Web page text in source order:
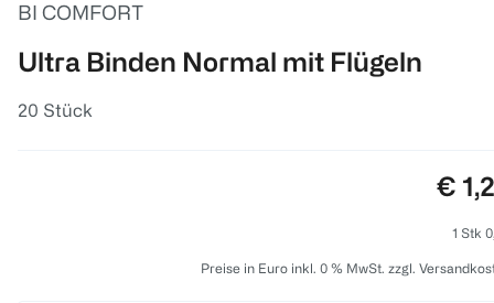
BI COMFORT
Ultra Binden Normal mit Flügeln
20 Stück
€
1 Stk
Preise in Euro inkl. 0 % MwSt. zzgl.